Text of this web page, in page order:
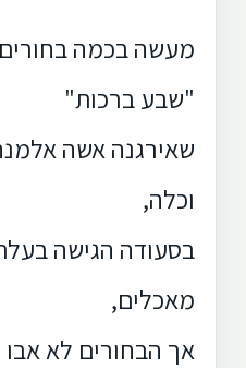
מעשה בכמה
"שבע ברכות"
שאירגנה אשה
וכלה,
בסעודה הגישה
מאכלים,
אך הבחורים לא